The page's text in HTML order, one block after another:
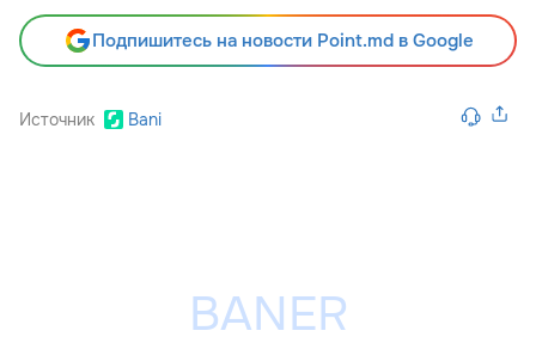
Подпишитесь на новости Point.md в Google
Источник Bani